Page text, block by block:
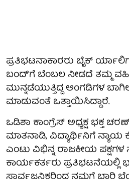
ಪ್ರತಿಭಟನಾಕಾರರು ಬೈಕ್
ಬಂದ್'ಗೆ ಬೆಂಬಲ ನೀಡದೆ ತಮ್ಮ
ಮುನ್ನಡೆಯುತ್ತಿದ್ದ ಅಂಗಡಿಗಳ
ಮಾಡುವಂತೆ ಒತ್ತಾಯಿಸಿದ್ದಾರೆ.
ಒಡಿಶಾ ಕಾಂಗ್ರೆಸ್ ಅಧ್ಯಕ್ಷ ಭಕ್ತ
ಮಾತನಾಡಿ, ವಿದ್ಯಾರ್ಥಿನಿಗೆ ನ್ಯಾಯ
ಎಂಟು ವಿಭಿನ್ನ ರಾಜಕೀಯ ಪಕ್ಷಗಳ
ಕಾರ್ಯಕರ್ತರು ಪ್ರತಿಭಟನೆಯಲ್ಲಿ